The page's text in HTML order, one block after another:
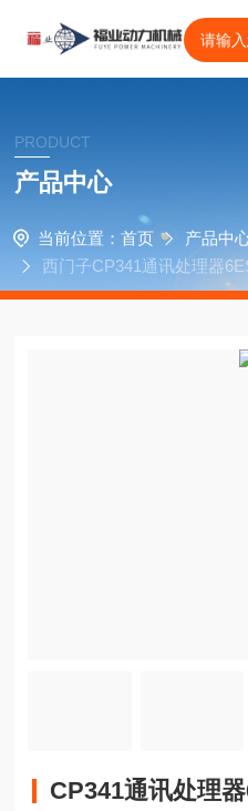
PRODUCT
产品中心
当前位置： 首页 产品中
西门子CP341通讯处理器
CP341通讯处理